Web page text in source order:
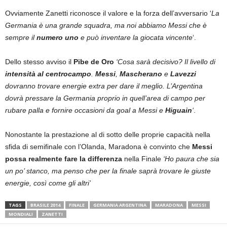
Ovviamente Zanetti riconosce il valore e la forza dell’avversario ‘La
Germania è una grande squadra, ma noi abbiamo Messi che è
sempre ilnumero uno e può inventare la giocata vincente‘.
Dello stesso avviso il Pibe de Oro ‘Cosa sarà decisivo? Il livello di
intensità al centrocampo Messi Mascherano e Lavezzi
dovranno trovare energie extra per dare il meglio. L’Argentina
dovrà pressare la Germania proprio in quell’area di campo per
rubare palla e fornire occasioni da goal a Messi e Higuain‘
Nonostante la prestazione al di sotto delle proprie capacità nella
sfida di semifinale con l’Olanda, Maradona è convinto che Messi
possa realmente fare la differenza nella Finale ‘Ho paura che sia
un po’ stanco, ma penso che per la finale saprà trovare le giuste
energie, così come gli altri’
TAGS BRASILE 2014 FINALE GERMANIA ARGENTINA MARADONA
MESSI
MONDIALI
ZANETTI